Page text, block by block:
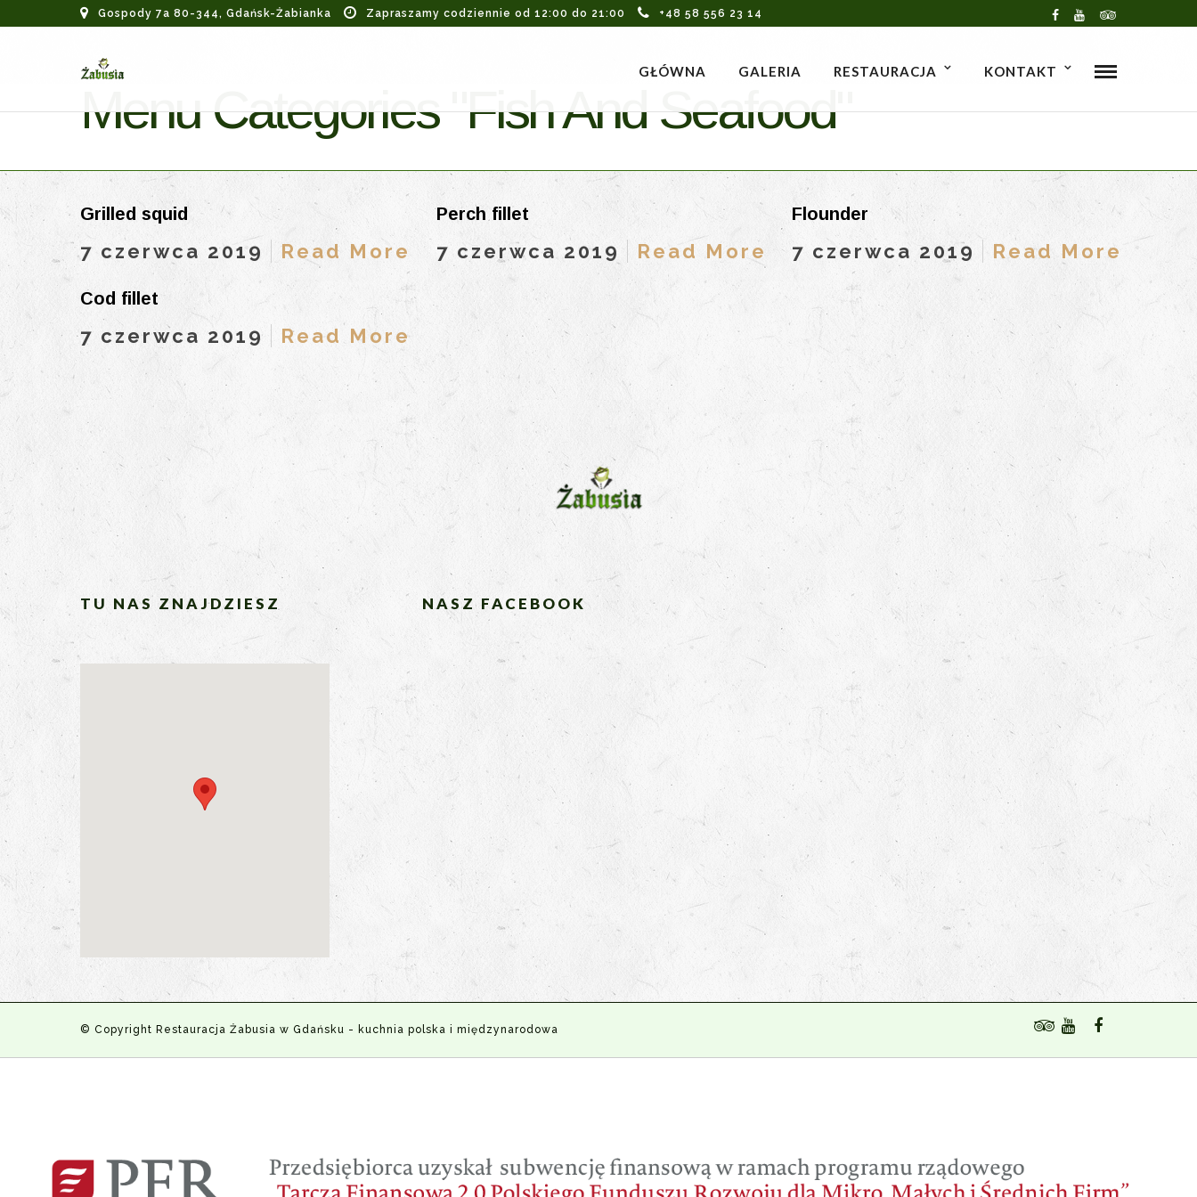
Gospody 7a 80-344, Gdańsk-Żabianka Zapraszamy codziennie od 12:00 do 21:00 +48 58 556 23 14
GŁÓWNA GALERIA RESTAURACJA KONTAKT
Menu Categories "Fish And Seafood"
Grilled squid
7 czerwca 2019 Read More
Perch fillet
7 czerwca 2019 Read More
Flounder
7 czerwca 2019 Read More
Cod fillet
7 czerwca 2019 Read More
TU NAS ZNAJDZIESZ NASZ FACEBOOK
© Copyright Restauracja Żabusia w Gdańsku - kuchnia polska i międzynarodowa